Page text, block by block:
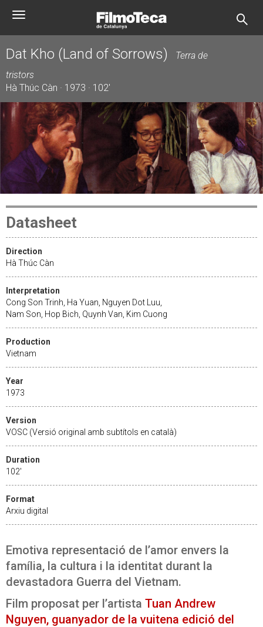
Toggle
Dat Kho (Land of Sorrows)
Terra de
tristors
Hà Thúc Càn · 1973 · 102'
Datasheet
Direction
Hà Thúc Càn
Interpretation
Cong Son Trinh, Ha Yuan, Nguyen Dot Luu,
Nam Son, Hop Bich, Quynh Van, Kim Cuong
Production
Vietnam
Year
1973
Version
VOSC (Versió original amb subtítols en català)
Duration
102'
Format
Arxiu digital
Emotiva representació de l’amor envers la
família, la cultura i la identitat durant la
devastadora Guerra del Vietnam.
Film proposat per l’artista Tuan Andrew
Nguyen, guanyador de la vuitena edició del